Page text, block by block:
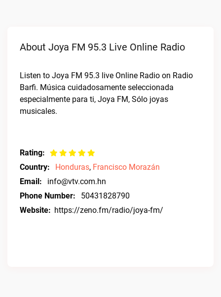
About Joya FM 95.3 Live Online Radio
Listen to Joya FM 95.3 live Online Radio on Radio
Barfi. Música cuidadosamente seleccionada
especialmente para ti, Joya FM, Sólo joyas
musicales.
Rating:
Country:
Honduras, Francisco Morazán
Email:
info@vtv.com.hn
Phone Number:
50431828790
Website: https://zeno.fm/radio/joya-fm/